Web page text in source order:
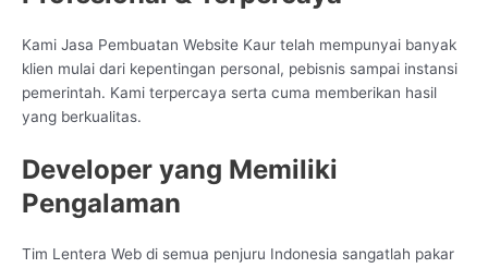
Kami Jasa Pembuatan Website Kaur telah mempunyai banyak
klien mulai dari kepentingan personal, pebisnis sampai instansi
pemerintah. Kami terpercaya serta cuma memberikan hasil
yang berkualitas.
Developer yang Memiliki
Pengalaman
Tim Lentera Web di semua penjuru Indonesia sangatlah pakar
CS Lenteraweb
Online